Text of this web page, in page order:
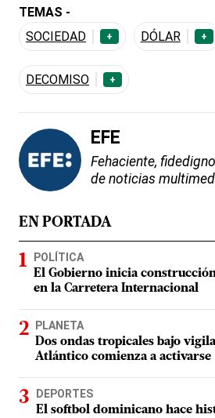
TEMAS -
SOCIEDAD
+ DÓLAR +
DECOMISO +
EFE
Fehaciente,
de noticias
EN PORTADA
POLÍTICA
El Gobierno inicia
en la Carretera Internacional
PLANETA
Dos ondas tropicales bajo
Atlántico comienza a activarse
DEPORTES
El softbol dominicano hace